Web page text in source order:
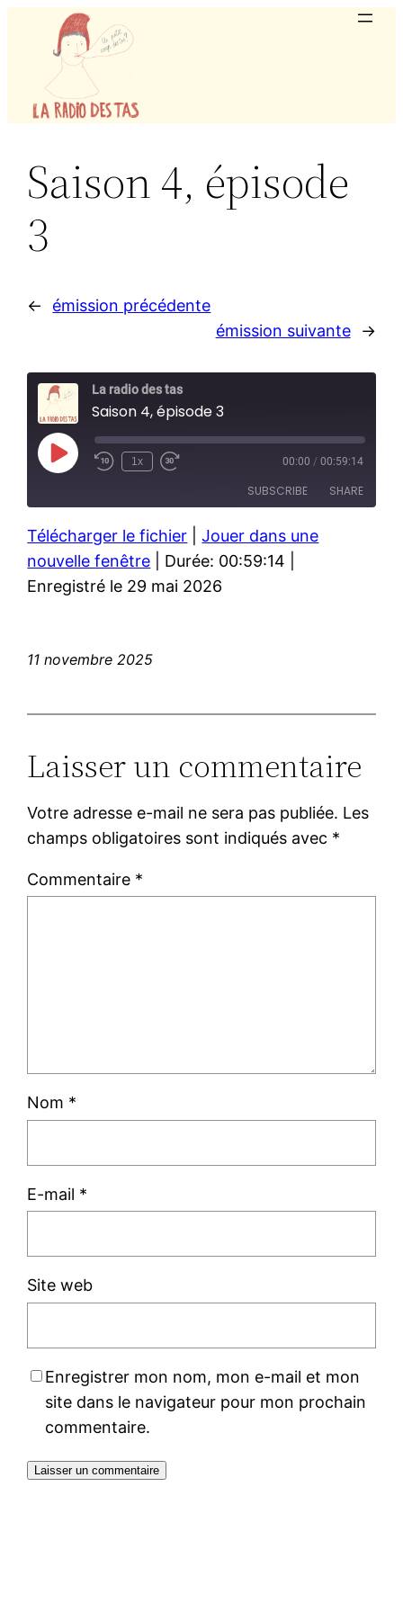
contenu
Saison 4, épisode
3
←
émission précédente
émission suivante
→
La radio des tas
Saison 4, épisode 3
Play
Episode
1x 00:00 / 00:59:14
SUBSCRIBE SHARE
RSS FEED
SHARE
LINK
Télécharger le fichier |Jouer dans une
nouvelle fenêtre
Durée: 00:59:14
Enregistré le 29 mai 2026
11 novembre 2025
Laisser un commentaire
Votre adresse e-mail ne sera pas publiée. Les
champs obligatoires sont indiqués avec *
Commentaire *
Nom *
E-mail *
Site web
Enregistrer mon nom, mon e-mail et mon
site dans le navigateur pour mon prochain
commentaire.